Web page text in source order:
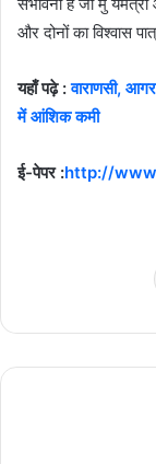
और दोनों का विश्वास
यहाँ पढ़े :वाराणसी,
में आंशिक कमी
ई-पेपर :http://